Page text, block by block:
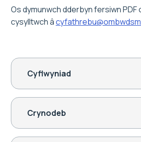
Os dymunwch dderbyn fersiwn PDF
cysylltwch â
Cyflwyniad
Crynodeb